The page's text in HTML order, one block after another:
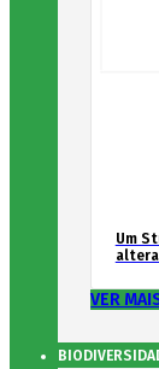
Um
VER